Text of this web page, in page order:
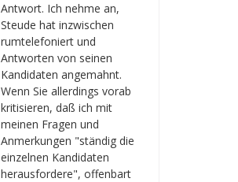
Antwort. Ich nehme an,
Steude hat inzwischen
rumtelefoniert und
Antworten von seinen
Kandidaten angemahnt.
Wenn Sie allerdings vorab
kritisieren, daß ich mit
meinen Fragen und
Anmerkungen "ständig die
einzelnen Kandidaten
herausfordere", offenbart